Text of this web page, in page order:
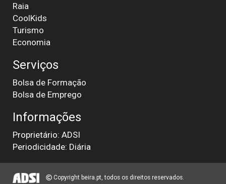
Raia
CoolKids
Turismo
Economia
Serviços
Bolsa de Formação
Bolsa de Emprego
Informações
Proprietário: ADSI
Periodicidade: Diária
Copyright beira.pt, todos os direitos reservados.